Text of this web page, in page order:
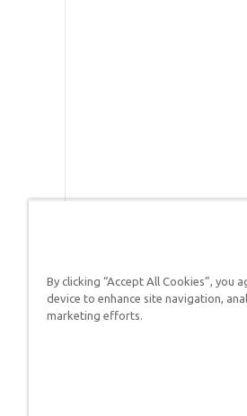
By clicking “Accept All Cookies”, you
device to enhance site navigation,
marketing efforts.